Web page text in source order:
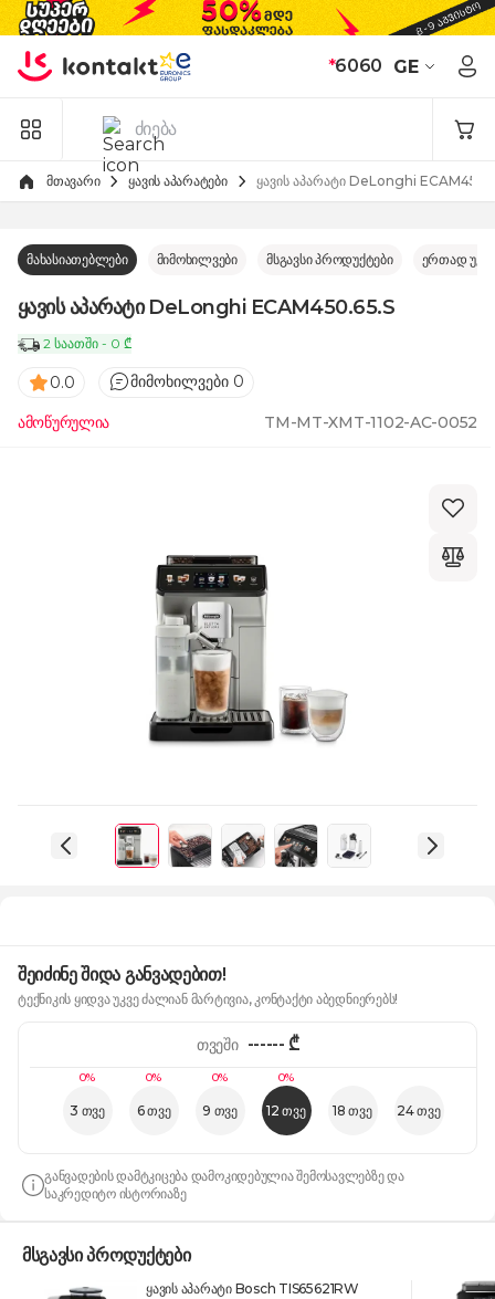
Skip to Content
*6060 GE
მთავარი ყავის აპარატები ყავის აპარატი DeLonghi
მახასიათებლები მიმოხილვები მსგავსი პროდუქტები ერთად
ყავის აპარატი DeLonghi ECAM450.65.S
2 საათში - 0 ₾
0.0 მიმოხილვები 0
ამოწურულია TM-MT-XMT-1102-AC-0052
შეიძინე შიდა განვადებით!
ტექნიკის ყიდვა უკვე ძალიან მარტივია, კონტაქტი აბედნიერებს!
0%
3 თვე
0%
6 თვე
0%
9 თვე
0%
12 თვე 18 თვე 24 თვე
თვეში ------₾
განვადების დამტკიცება დამოკიდებულია შემოსავლებზე და
საკრედიტო ისტორიაზე
მსგავსი პროდუქტები
ყავის აპარატი Bosch TIS65621RW